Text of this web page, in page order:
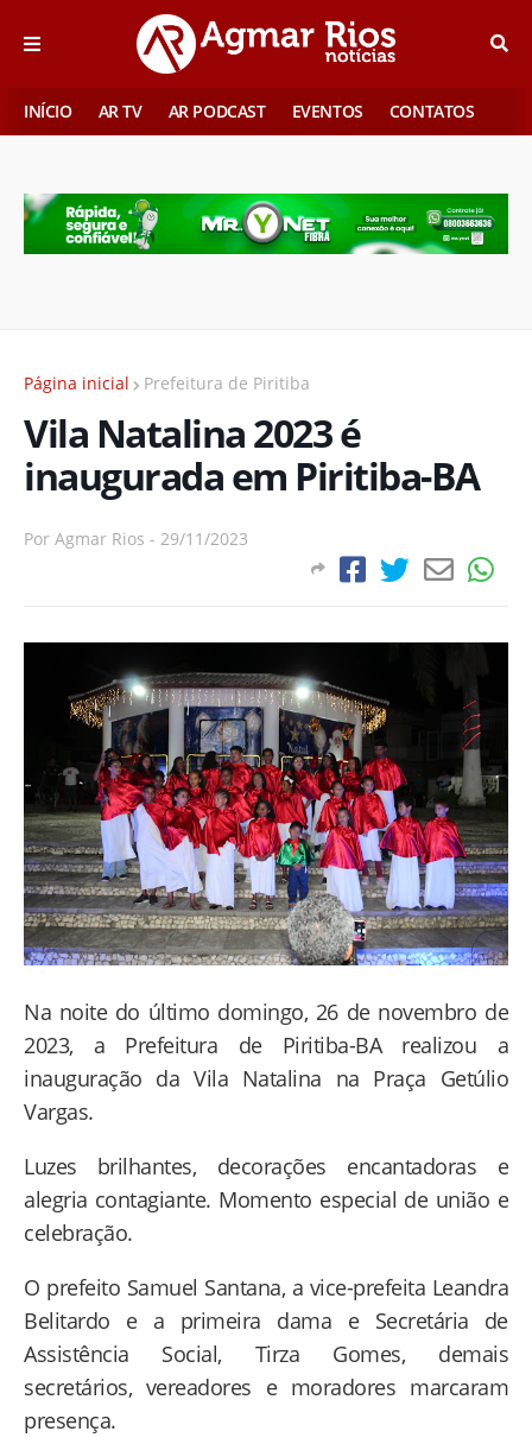
INÍCIO AR TV AR PODCAST EVENTOS CONTATOS
Página inicial Prefeitura de Piritiba
Vila Natalina 2023 é
inaugurada em Piritiba-BA
Por Agmar Rios - 29/11/2023
Na noite do último domingo, 26 de novembro de
2023, a Prefeitura de Piritiba-BA realizou a
inauguração da Vila Natalina na Praça Getúlio
Vargas.
Luzes brilhantes, decorações encantadoras e
alegria contagiante. Momento especial de união e
celebração.
O prefeito Samuel Santana, a vice-prefeita Leandra
Belitardo e a primeira dama e Secretária de
Assistência Social, Tirza Gomes, demais
secretários, vereadores e moradores marcaram
presença.